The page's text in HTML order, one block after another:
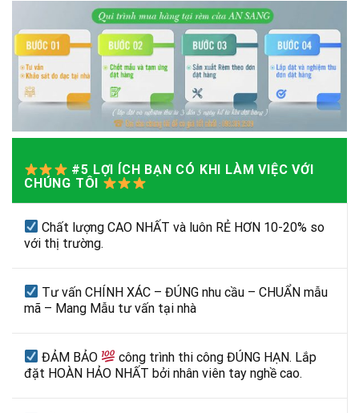
#5 LỢI ÍCH BẠN CÓ KHI LÀM VIỆC VỚI
CHÚNG TÔI
Chất lượng CAO NHẤT và luôn RẺ HƠN 10-20% so
với thị trường.
Tư vấn CHÍNH XÁC – ĐÚNG nhu cầu – CHUẨN mẫu
mã – Mang Mẫu tư vấn tại nhà
ĐẢM BẢO
công trình thi công ĐÚNG HẠN. Lắp
đặt HOÀN HẢO NHẤT bởi nhân viên tay nghề cao.